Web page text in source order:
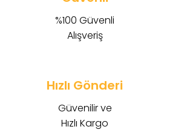
%100 Güvenli
Alışveriş
Hızlı Gönderi
Güvenilir ve
Hızlı Kargo